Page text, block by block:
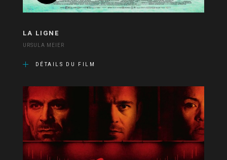
LA LIGNE
URSULA MEIER
DÉTAILS DU FILM